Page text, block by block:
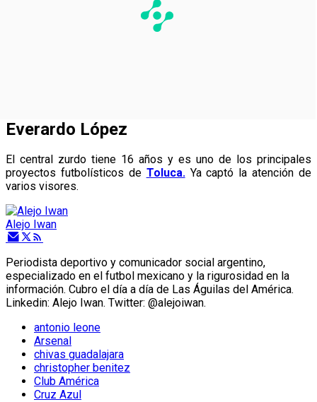
Everardo López
El central zurdo tiene 16 años y es uno de los principales
proyectos futbolísticos de Toluca.Ya captó la atención de
varios visores.
Alejo Iwan
Periodista deportivo y comunicador social argentino,
especializado en el futbol mexicano y la rigurosidad en la
información. Cubro el día a día de Las Águilas del América.
Linkedin: Alejo Iwan. Twitter: @alejoiwan.
antonio leone
Arsenal
chivas guadalajara
christopher benitez
Club América
Cruz Azul